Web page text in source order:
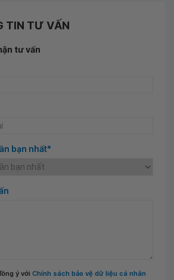
TIN TƯ VẤN
tư vấn
bạn nhất*
ý với Chính sách bảo vệ dữ liệu cá nhân